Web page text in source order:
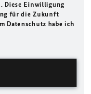
Diese Einwilligung
für die Zukunft
Datenschutz habe ich